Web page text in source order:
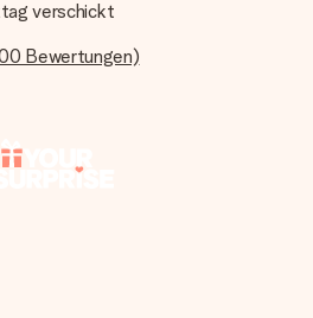
verschickt
Bewertungen)
Werktag verschickt
sorgfältig vor und schicken